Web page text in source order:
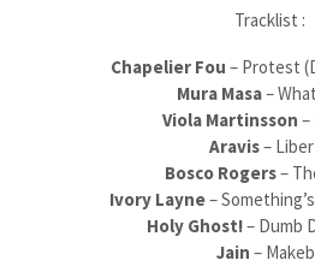
Tracklist :
Chapelier Fou – Protest
Mura Masa–
Viola Martinsson –
Aravis–
Bosco Rogers–
Ivory Layne–
Holy Ghost!– Dumb
Jain –